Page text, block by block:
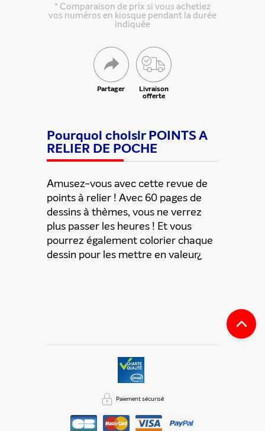
* Comparaison de prix si vous achetiez
vos numéros en kiosque pendant la durée
indiquée
Partager Livraison
offerte
Partager cette offre
En partageant du contenu, vous acceptez que ces
informations soient traitées par ADLPartner (groupe
Dékuple), responsable de traitement, pour donner suite à
Vous certifiez également ne pas envoyer d’email indésirable.
Pourquoi choisir POINTS A
RELIER DE POCHE
Amusez-vous avec cette revue de
points à relier ! Avec 60 pages de
dessins à thèmes, vous ne verrez
plus passer les heures ! Et vous
pourrez également colorier chaque
dessin pour les mettre en valeur¿
Paiement sécurisé